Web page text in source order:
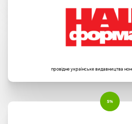
провідне українське видавництва
5%